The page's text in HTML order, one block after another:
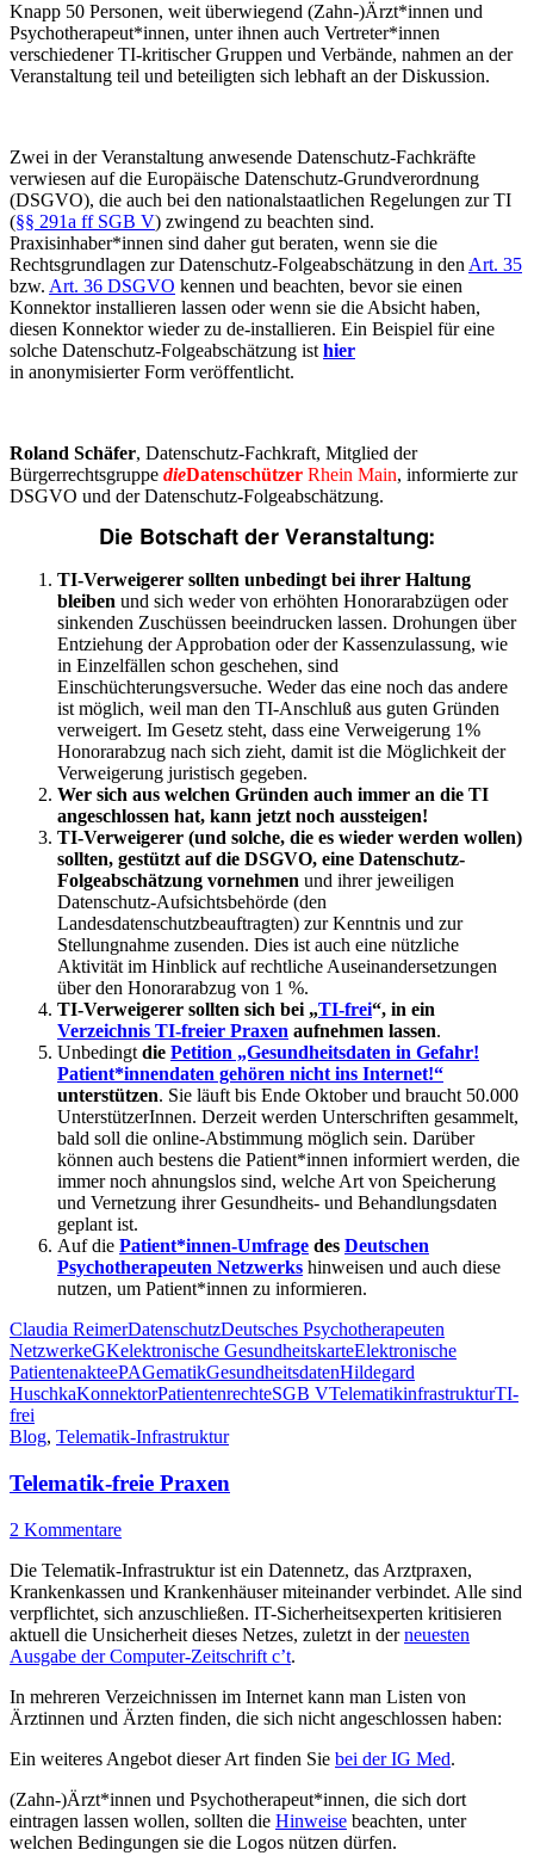
Knapp 50 Personen, weit überwiegend (Zahn-)Ärzt*innen und
Psychotherapeut*innen, unter ihnen auch Vertreter*innen
verschiedener TI-kritischer Gruppen und Verbände, nahmen an der
Veranstaltung teil und beteiligten sich lebhaft an der Diskussion.
Zwei in der Veranstaltung anwesende Datenschutz-Fachkräfte
verwiesen auf die Europäische Datenschutz-Grundverordnung
(DSGVO), die auch bei den nationalstaatlichen Regelungen zur TI
(§§ 291a ff SGB V) zwingend zu beachten sind.
Praxisinhaber*innen sind daher gut beraten, wenn sie die
Rechtsgrundlagen zur Datenschutz-Folgeabschätzung in den Art. 35
bzw. Art. 36 DSGVO kennen und beachten, bevor sie einen
Konnektor installieren lassen oder wenn sie die Absicht haben,
diesen Konnektor wieder zu de-installieren. Ein Beispiel für eine
solche Datenschutz-Folgeabschätzung ist hier
in anonymisierter Form veröffentlicht.
Roland Schäfer, Datenschutz-Fachkraft, Mitglied der
Bürgerrechtsgruppe dieDatenschützer Rhein Main, informierte zur
DSGVO und der Datenschutz-Folgeabschätzung.
Die Botschaft der Veranstaltung:
TI-Verweigerer sollten unbedingt bei ihrer Haltung
bleiben und sich weder von erhöhten Honorarabzügen oder
sinkenden Zuschüssen beeindrucken lassen. Drohungen über
Entziehung der Approbation oder der Kassenzulassung, wie
in Einzelfällen schon geschehen, sind
Einschüchterungsversuche. Weder das eine noch das andere
ist möglich, weil man den TI-Anschluß aus guten Gründen
verweigert. Im Gesetz steht, dass eine Verweigerung 1%
Honorarabzug nach sich zieht, damit ist die Möglichkeit der
Verweigerung juristisch gegeben.
Wer sich aus welchen Gründen auch immer an die TI
angeschlossen hat, kann jetzt noch aussteigen!
TI-Verweigerer (und solche, die es wieder werden wollen)
sollten, gestützt auf die DSGVO, eine Datenschutz-
Folgeabschätzung vornehmen und ihrer jeweiligen
Datenschutz-Aufsichtsbehörde (den
Landesdatenschutzbeauftragten) zur Kenntnis und zur
Stellungnahme zusenden. Dies ist auch eine nützliche
Aktivität im Hinblick auf rechtliche Auseinandersetzungen
über den Honorarabzug von 1 %.
TI-Verweigerer sollten sich bei „TI-frei“, in ein
Verzeichnis TI-freier Praxen aufnehmen lassen.
Unbedingt die Petition „Gesundheitsdaten in Gefahr!
Patient*innendaten gehören nicht ins Internet!“
unterstützen. Sie läuft bis Ende Oktober und braucht 50.000
UnterstützerInnen. Derzeit werden Unterschriften gesammelt,
bald soll die online-Abstimmung möglich sein. Darüber
können auch bestens die Patient*innen informiert werden, die
immer noch ahnungslos sind, welche Art von Speicherung
und Vernetzung ihrer Gesundheits- und Behandlungsdaten
geplant ist.
Auf die Patient*innen-Umfrage des Deutschen
Psychotherapeuten Netzwerks hinweisen und auch diese
nutzen, um Patient*innen zu informieren.
Claudia ReimerDatenschutzDeutsches Psychotherapeuten
NetzwerkeGKelektronische GesundheitskarteElektronische
PatientenakteePAGematikGesundheitsdatenHildegard
HuschkaKonnektorPatientenrechteSGB VTelematikinfrastrukturTI-
frei
Blog, Telematik-Infrastruktur
Telematik-freie Praxen
2 Kommentare
Die Telematik-Infrastruktur ist ein Datennetz, das Arztpraxen,
Krankenkassen und Krankenhäuser miteinander verbindet. Alle sind
verpflichtet, sich anzuschließen. IT-Sicherheitsexperten kritisieren
aktuell die Unsicherheit dieses Netzes, zuletzt in derneuesten
Ausgabe der Computer-Zeitschrift c’t.
In mehreren Verzeichnissen im Internet kann man Listen von
Ärztinnen und Ärzten finden, die sich nicht angeschlossen haben:
Ein weiteres Angebot dieser Art finden Sie bei der IG Med.
(Zahn-)Ärzt*innen und Psychotherapeut*innen, die sich dort
eintragen lassen wollen, sollten die Hinweise beachten, unter
welchen Bedingungen sie die Logos nützen dürfen.